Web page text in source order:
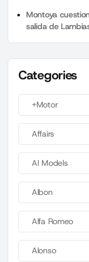
Montoya
salida de
Categories
+Motor
Affairs
AI Models
Albon
Alfa Romeo
Alonso